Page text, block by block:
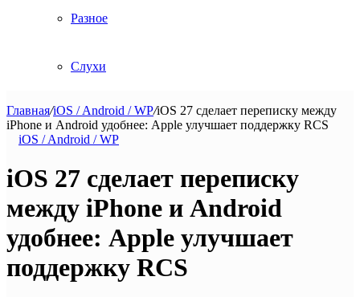
Разное
Слухи
Главная/iOS / Android / WP/iOS 27 сделает переписку между
iPhone и Android удобнее: Apple улучшает поддержку RCS
iOS / Android / WP
iOS 27 сделает переписку
между iPhone и Android
удобнее: Apple улучшает
поддержку RCS